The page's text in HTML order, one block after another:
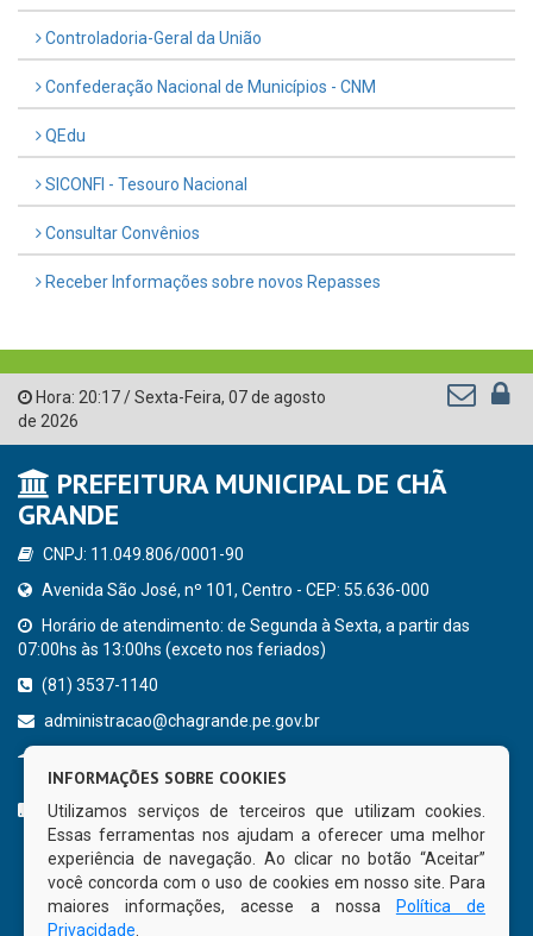
Controladoria-Geral da União
Confederação Nacional de Municípios - CNM
QEdu
SICONFI - Tesouro Nacional
Consultar Convênios
Receber Informações sobre novos Repasses
Hora: 20:17/Sexta-Feira, 07 de agosto
de 2026
PREFEITURA MUNICIPAL DE CHÃ
GRANDE
CNPJ: 11.049.806/0001-90
Avenida São José, nº 101, Centro - CEP: 55.636-000
Horário de atendimento: de Segunda à Sexta, a partir das
07:00hs às 13:00hs (exceto nos feriados)
(81) 3537-1140
administracao@chagrande.pe.gov.br
CURTA NOSSA FAN PAGE
INFORMAÇÕES SOBRE COOKIES
Utilizamos serviços de terceiros que utilizam cookies.
Essas ferramentas nos ajudam a oferecer uma melhor
experiência de navegação. Ao clicar no botão “Aceitar”
você concorda com o uso de cookies em nosso site. Para
maiores informações, acesse a nossa
Política de
Privacidade